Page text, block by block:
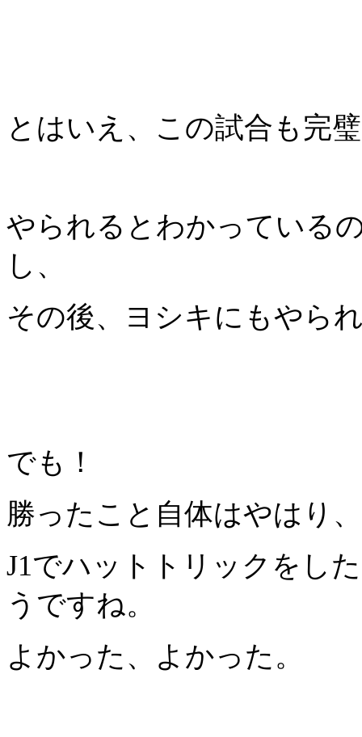
とはいえ、この試合も完
やられるとわかっている
し、
その後、ヨシキにもやら
でも！
勝ったこと自体はやはり
J1でハットトリックをし
うですね。
よかった、よかった。